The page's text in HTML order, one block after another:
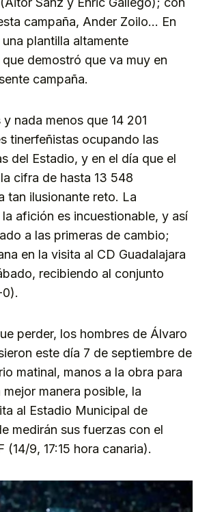
campaña, Ander Zoilo… En
plantilla altamente
demostró que va muy en
campaña.
nada menos que 14 201
tinerfeñistas ocupando las
del Estadio, y en el día que el
cifra de hasta 13 548
tan ilusionante reto. La
afición es incuestionable, y así
a las primeras de cambio;
en la visita al CD Guadalajara
recibiendo al conjunto
0).
perder, los hombres de Álvaro
este día 7 de septiembre de
matinal, manos a la obra para
mejor manera posible, la
al Estadio Municipal de
medirán sus fuerzas con el
(14/9, 17:15 hora canaria).